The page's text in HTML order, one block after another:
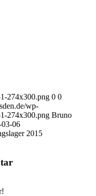
274x300.png 0 0
wp-
274x300.png Bruno
03-06
2015